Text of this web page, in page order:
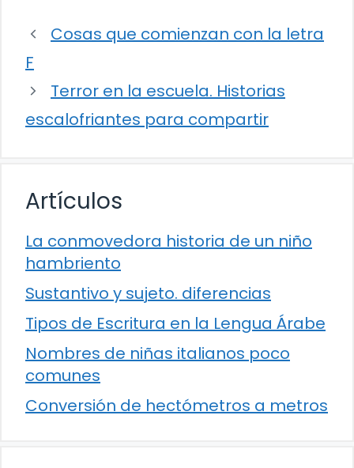
Cosas que comienzan con la letra
F
Terror en la escuela. Historias
escalofriantes para compartir
Artículos
La conmovedora historia de un niño
hambriento
Sustantivo y sujeto. diferencias
Tipos de Escritura en la Lengua Árabe
Nombres de niñas italianos poco
comunes
Conversión de hectómetros a metros